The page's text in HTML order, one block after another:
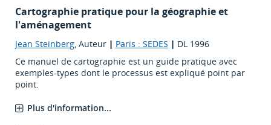
Cartographie pratique pour la géographie et
l'aménagement
Jean Steinberg, Auteur | Paris : SEDES | DL 1996
Ce manuel de cartographie est un guide pratique avec
exemples-types dont le processus est expliqué point par
point.
Plus d'information...